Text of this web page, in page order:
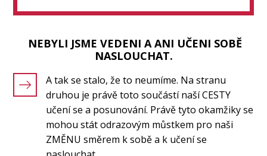
NEBYLI JSME VEDENI A ANI UČENI SOBĚ
NASLOUCHAT.
A tak se stalo, že to neumíme. Na stranu
druhou je právě toto součástí naší CESTY
učení se a posunování. Právě tyto okamžiky se
mohou stát odrazovým můstkem pro naši
ZMĚNU směrem k sobě a k učení se